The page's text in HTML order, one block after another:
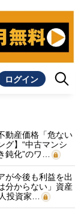
ログイン
動産価格「危ない
グ】“中古マンシ
鈍化”のワ…
が今後も利益を出
分からない」資産
投資家…